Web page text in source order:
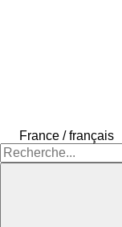
France / français